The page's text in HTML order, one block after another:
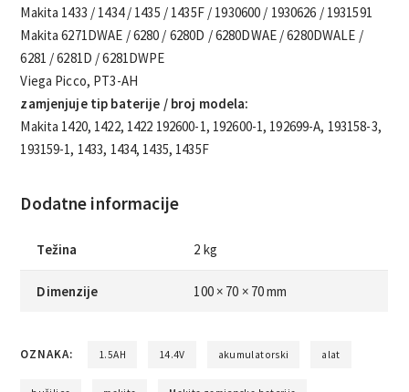
Makita 1433 / 1434 / 1435 / 1435F / 1930600 / 1930626 / 1931591
Makita 6271DWAE / 6280 / 6280D / 6280DWAE / 6280DWALE /
6281 / 6281D / 6281DWPE
Viega Picco, PT3-AH
zamjenjuje tip baterije / broj modela:
Makita 1420, 1422, 1422 192600-1, 192600-1, 192699-A, 193158-3,
193159-1, 1433, 1434, 1435, 1435F
Dodatne informacije
Težina 2 kg
Dimenzije 100 × 70 × 70 mm
OZNAKA: 1.5AH 14.4V akumulatorski alat